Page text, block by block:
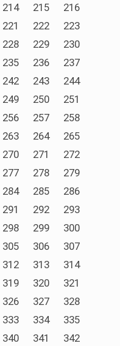
214 215
216
221 222
223
228 229
230
235 236
237
242 243
244
249 250
251
256 257
258
263 264
265
270 271
272
277 278
279
284 285
286
291 292
293
298 299
300
305 306
307
312 313
314
319 320
321
326 327
328
333 334
335
340 341
342